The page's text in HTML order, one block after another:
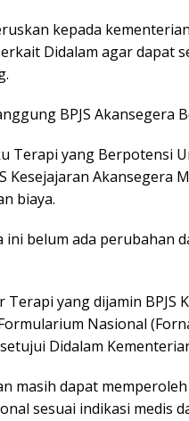
kepada
Didalam agar dapat
BPJS Akansegera
Terapi yang Berpotensi
Kesejajaran Akansegera
biaya.
ini belum ada perubahan
Terapi yang dijamin BPJS
Nasional
Didalam
masih dapat
sesuai indikasi medis